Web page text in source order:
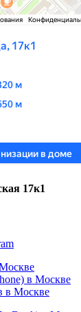
17к1
в Москве
в Москве